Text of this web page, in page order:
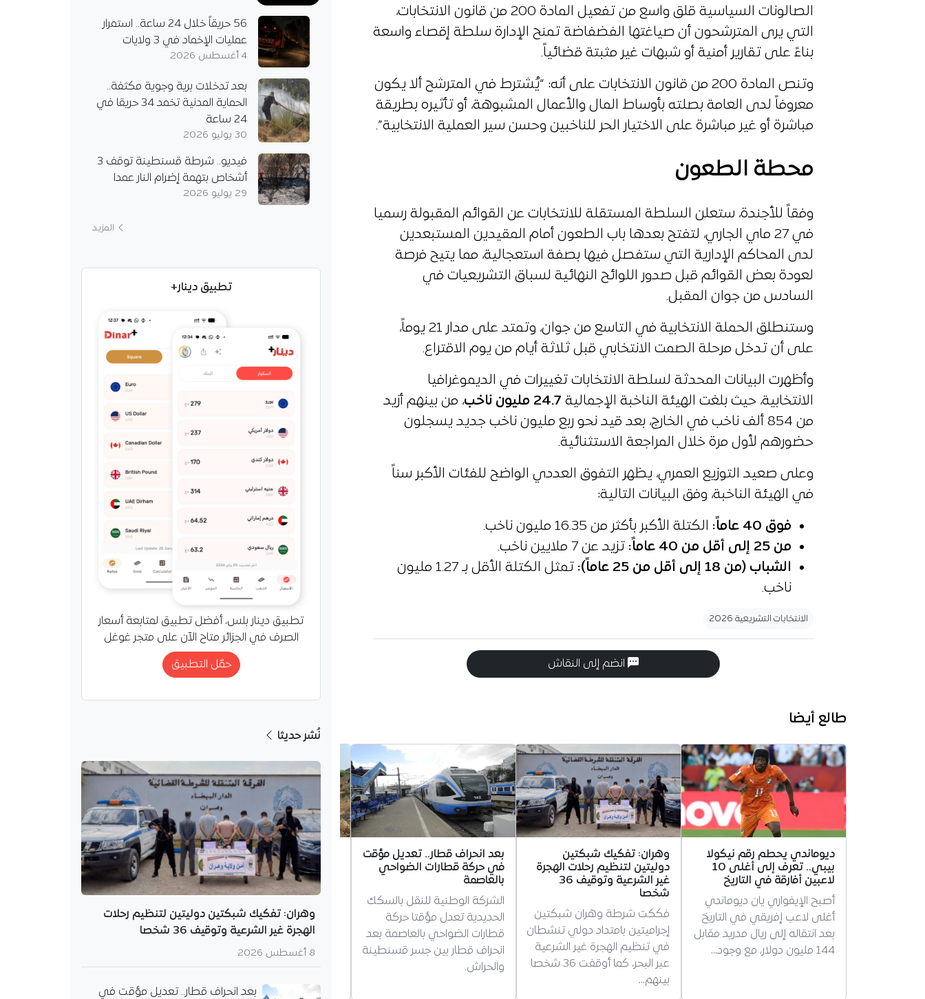
الصالونات السياسية قلق واسع من تفعيل المادة 200 من قانون الانتخابات،
التي يرى المترشحون أن صياغتها الفضفاضة تمنح الإدارة سلطة إقصاء واسعة
بناءً على تقارير أمنية أو شبهات غير مثبتة قضائياً.
وتنص المادة 200 من قانون الانتخابات على أنه: “يُشترط في المترشح ألا يكون
معروفاً لدى العامة بصلته بأوساط المال والأعمال المشبوهة، أو تأثيره بطريقة
مباشرة أو غير مباشرة على الاختيار الحر للناخبين وحسن سير العملية الانتخابية”.
محطة الطعون
وفقاً للأجندة، ستعلن السلطة المستقلة للانتخابات عن القوائم المقبولة رسميا
في 27 ماي الجاري، لتفتح بعدها باب الطعون أمام المقيدين المستبعدين
لدى المحاكم الإدارية التي ستفصل فيها بصفة استعجالية، مما يتيح فرصة
لعودة بعض القوائم قبل صدور اللوائح النهائية لسباق التشريعيات في
السادس من جوان المقبل.
وستنطلق الحملة الانتخابية في التاسع من جوان، وتمتد على مدار 21 يوماً،
على أن تدخل مرحلة الصمت الانتخابي قبل ثلاثة أيام من يوم الاقتراع.
وأظهرت البيانات المحدثة لسلطة الانتخابات تغييرات في الديموغرافيا
الانتخابية، حيث بلغت الهيئة الناخبة الإجمالية 24.7 مليون ناخب، من بينهم أزيد
من 854 ألف ناخب في الخارج، بعد قيد نحو ربع مليون ناخب جديد يسجلون
حضورهم لأول مرة خلال المراجعة الاستثنائية.
وعلى صعيد التوزيع العمري، يظهر التفوق العددي الواضح للفئات الأكبر سناً
في الهيئة الناخبة، وفق البيانات التالية:
فوق 40 عاماً
: الكتلة الأكبر بأكثر من 16.35 مليون ناخب.
من 25 إلى أقل من 40 عاماً
: تزيد عن 7 ملايين ناخب.
الشباب (من 18 إلى أقل من 25 عاماً)
:
تمثل الكتلة الأقل بـ 1.27 مليون
ناخب.
الانتخابات التشريعية 2026
انضم إلى النقاش
طالع أيضا
ديوماندي يحطم رقم نيكولا
بيبي.. تعرف إلى أغلى 10
لاعبين أفارقة في التاريخ
أصبح الإيفواري يان ديوماندي
أغلى لاعب إفريقي في التاريخ
بعد انتقاله إلى ريال مدريد مقابل
144 مليون دولار، مع وجود…
وهران: تفكيك شبكتين
دوليتين لتنظيم رحلات الهجرة
غير الشرعية وتوقيف 36
شخصا
فككت شرطة وهران شبكتين
إجراميتين بامتداد دولي تنشطان
في تنظيم الهجرة غير الشرعية
عبر البحر، كما أوقفت 36 شخصا
بينهم…
بعد انحراف قطار.. تعديل مؤقت
في حركة قطارات الضواحي
بالعاصمة
الشركة الوطنية للنقل بالسكك
الحديدية تعدل مؤقتا حركة
قطارات الضواحي بالعاصمة بعد
انحراف قطار بين جسر قسنطينة
والحراش.
موعد عرض نتائج التحقيق
الإبتدائي لفاجعة بومرداس
النائب العام لدى مجلس قضاء
صحفية لكشف نتائج التحقيق
الابتدائي في حادث انقلاب
الحافلة الذي خلف…
56 حريقاً خلال 24 ساعة.. استمرار
عمليات الإخماد في 3 ولايات
4 أغسطس 2026
بعد تدخلات برية وجوية مكثفة..
الحماية المدنية تخمد 34 حريقا في
24 ساعة
30 يوليو 2026
فيديو.. شرطة قسنطينة توقف 3
أشخاص بتهمة إضرام النار عمدا
29 يوليو 2026
المزيد
تطبيق دينار+
تطبيق دينار بلس، أفضل تطبيق لمتابعة أسعار
الصرف في الجزائر متاح الآن على متجر غوغل
حمّل التطبيق
نُشر حديثا
وهران: تفكيك شبكتين دوليتين لتنظيم رحلات
الهجرة غير الشرعية وتوقيف 36 شخصا
8 أغسطس 2026
بعد انحراف قطار.. تعديل مؤقت في